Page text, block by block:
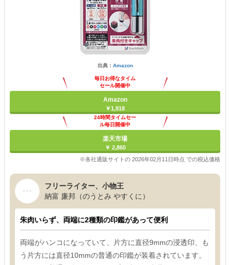
出典： Amazon
毎日お得なタイム
セール開催中
Amazon
￥1,918
24時間タイムセー
ル毎日開催中
楽天市場
￥ 2,860
※各社通販サイトの 2026年02月11日時点 での税込価格
フリーライター、小物王
納富 廉邦（のうとみ やすくに）
朱肉いらず、両端に2種類の印鑑があって便利
両端がハンコになっていて、片方に直径9mmの浸透印、も
う片方には直径10mmの普通の印鑑が装着されています。